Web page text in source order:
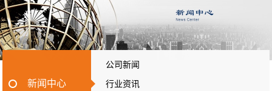
新闻中心
公司新闻
行业资讯